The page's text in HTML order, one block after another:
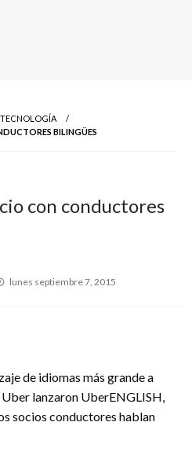
BILINGÜES
con conductores
Publicado
lunes septiembre 7, 2015
de idiomas más grande a
lanzaron UberENGLISH,
socios conductores hablan